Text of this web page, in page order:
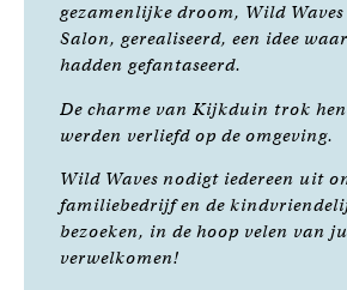
gezamenlijke droom, Wild
Salon, gerealiseerd, een idee
hadden gefantaseerd.
De charme van Kijkduin trok
werden verliefd op de omgeving.
Wild Waves nodigt iedereen uit
familiebedrijf en de
bezoeken, in de hoop velen van
verwelkomen!